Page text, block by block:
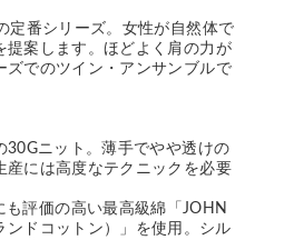
定番シリーズ。女性が自然体で
提案します。ほどよく肩の力が
ズでのツイン・アンサンブルで
30Gニット。薄手でやや透けの
産には高度なテクニックを必要
も評価の高い最高級綿「JOHN
ンドコットン）」を使用。シル